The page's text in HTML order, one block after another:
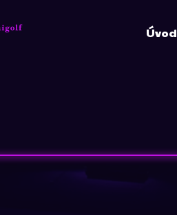
Úvod